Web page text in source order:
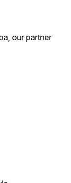
our partner